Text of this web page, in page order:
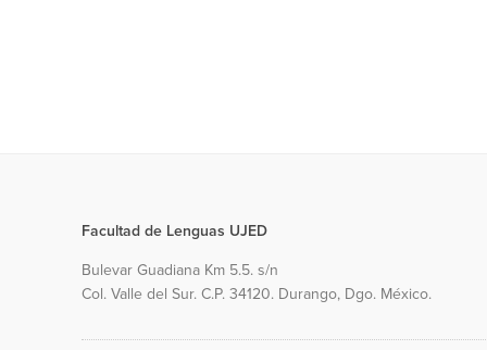
Facultad de Lenguas UJED
Bulevar Guadiana Km 5.5. s/n
Col. Valle del Sur. C.P. 34120. Durango, Dgo. México.